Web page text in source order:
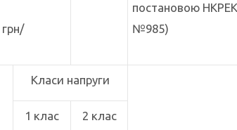
грн/
постановою
№985)
Класи напруги
1 клас 2 клас